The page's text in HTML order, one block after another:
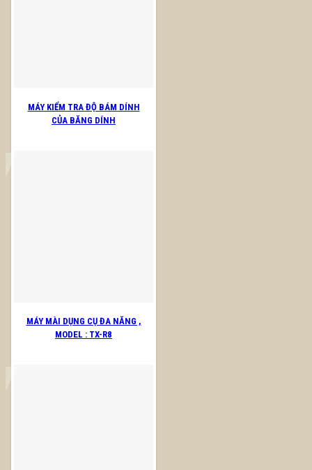
MÁY KIỂM TRA ĐỘ BÁM DÍNH
CỦA BĂNG DÍNH
MÁY MÀI DỤNG CỤ ĐA NĂNG ,
MODEL : TX-R8